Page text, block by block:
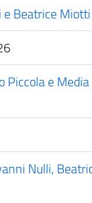
e Beatrice Miotti
e
Nulli,